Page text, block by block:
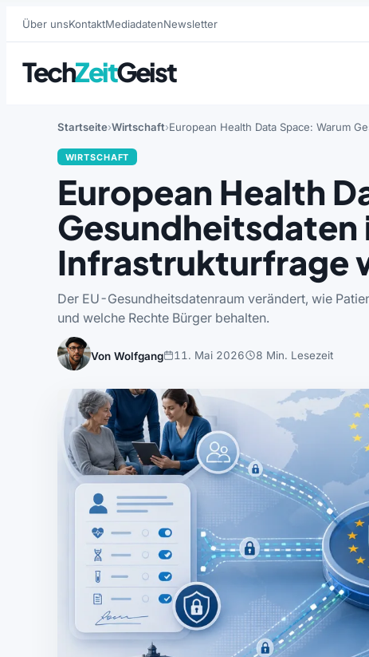
Über unsKontaktMediadatenNewsletter
TechZeitGeist
Startseite Wirtschaft European Health Data Space: Warum
WIRTSCHAFT
European Health
Gesundheitsdaten
Infrastrukturfrage
Der EU-Gesundheitsdatenraum verändert, wie
und welche Rechte Bürger behalten.
Von Wolfgang 11. Mai 2026 8 Min. Lesezeit